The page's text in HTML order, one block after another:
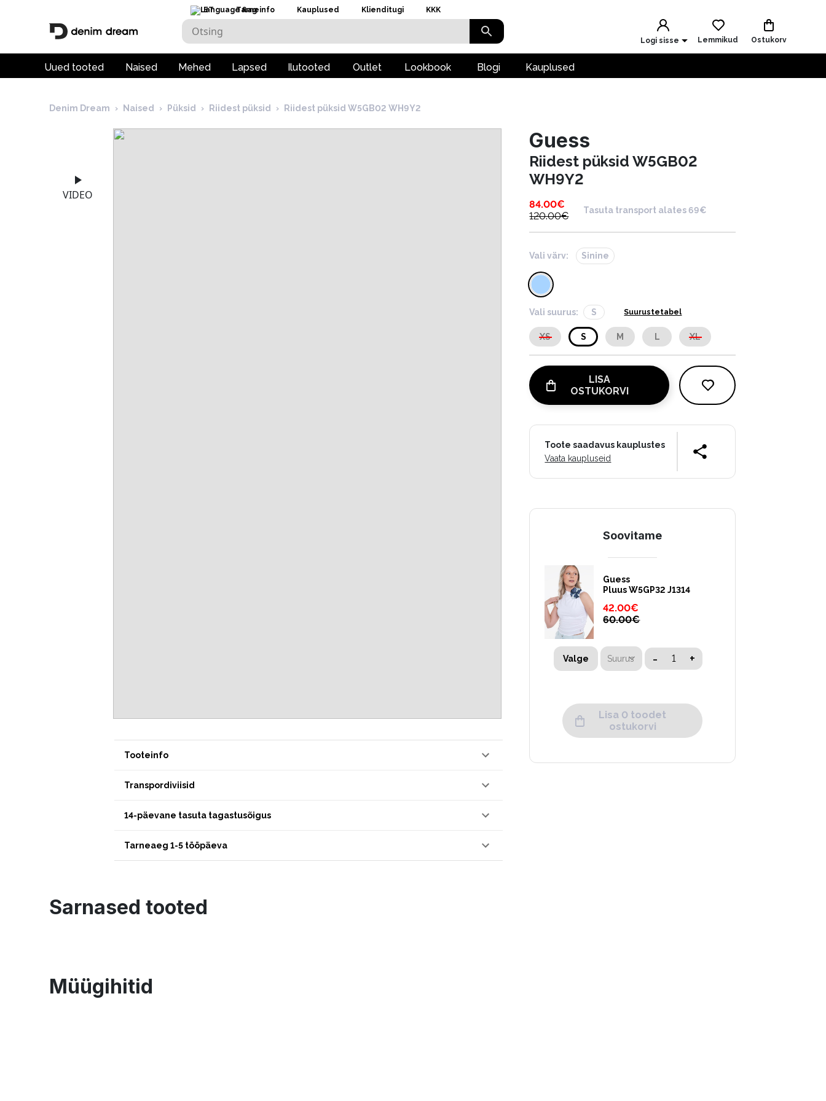
ET Tarneinfo Kauplused Klienditugi KKK
Logi sisse Lemmikud Ostukorv
Uued tooted Naised Mehed Lapsed Ilutooted Outlet Lookbook Blogi Kauplused
Denim Dream › Naised › Püksid › Riidest püksid › Riidest püksid W5GB02 WH9Y2
VIDEO
Tooteinfo
Transpordiviisid
14-päevane tasuta tagastusõigus
Tarneaeg 1-5 tööpäeva
Guess
Riidest püksid W5GB02
WH9Y2
84.00€
120.00€
Tasuta transport alates 69€
Vali värv: Sinine
Vali suurus: S Suurustetabel
XS S M L XL
LISA
OSTUKORVI
Toote saadavus kauplustes
Vaata kaupluseid
Soovitame
Guess
Pluus W5GP32 J1314
42.00€
60.00€
Valge Suurus - +
Lisa 0 toodet
ostukorvi
Sarnased tooted
Müügihitid